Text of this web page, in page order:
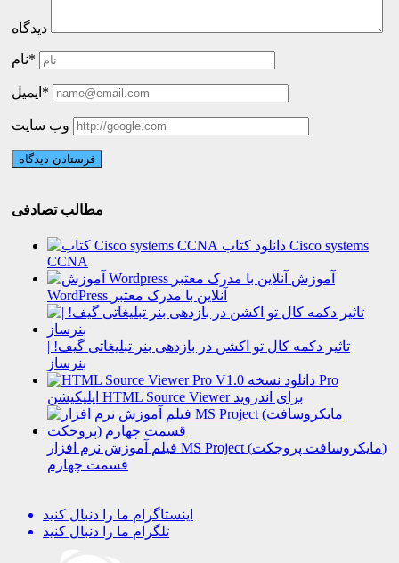
دیدگاه
نام*
ایمیل*
وب سایت
مطالب تصادفی
دانلود کتاب Cisco systems
CCNA
آموزش
WordPress آنلاین با مدرک معتبر
تاثیر دکمه کال تو اکشن در بازدهی بنر تبلیغاتی گیف! |
بنرساز
دانلود نسخه Pro
اپلیکیشن HTML Source Viewer برای اندروید
فیلم آموزش نرم افزار MS Project (مایکروسافت پروجکت)
قسمت چهارم
اینستاگرام ما را دنبال کنید
تلگرام ما را دنبال کنید